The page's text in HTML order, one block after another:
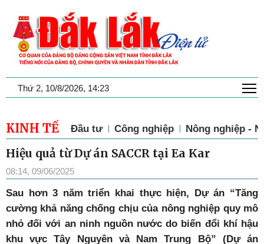
Thứ 2, 10/8/2026, 14:23
KINH TẾ Đầu tư Công nghiệp Nông nghiệp -
Hiệu quả từ Dự án SACCR tại Ea Kar
08:14, 09/06/2025
Sau hơn 3 năm triển khai thực hiện, Dự án “Tăng
cường khả năng chống chịu của nông nghiệp quy mô
nhỏ đối với an ninh nguồn nước do biến đổi khí hậu
khu vực Tây Nguyên và Nam Trung Bộ” (Dự án